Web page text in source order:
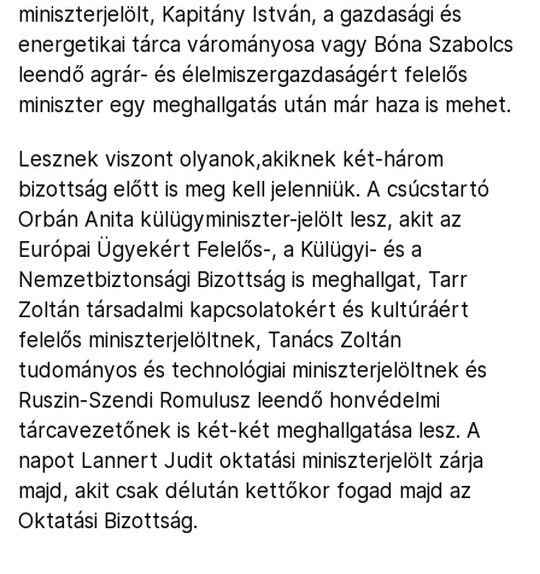
miniszterjelölt, Kapitány István, a gazdasági és
energetikai tárca várományosa vagy Bóna Szabolcs
leendő agrár- és élelmiszergazdaságért felelős
miniszter egy meghallgatás után már haza is mehet.
Lesznek viszont olyanok,akiknek két-három
bizottság előtt is meg kell jelenniük. A csúcstartó
Orbán Anita külügyminiszter-jelölt lesz, akit az
Európai Ügyekért Felelős-, a Külügyi- és a
Nemzetbiztonsági Bizottság is meghallgat, Tarr
Zoltán társadalmi kapcsolatokért és kultúráért
felelős miniszterjelöltnek, Tanács Zoltán
tudományos és technológiai miniszterjelöltnek és
Ruszin-Szendi Romulusz leendő honvédelmi
tárcavezetőnek is két-két meghallgatása lesz. A
napot Lannert Judit oktatási miniszterjelölt zárja
majd, akit csak délután kettőkor fogad majd az
Oktatási Bizottság.